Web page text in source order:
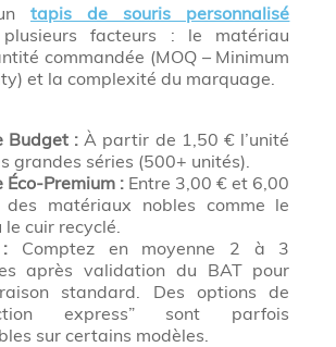
tapis de souris personnalisé
facteurs : le matériau
commandée (MOQ – Minimum
et la complexité du marquage.
Budget : À partir de 1,50 € l’unité
grandes séries (500+ unités).
Éco-Premium :Entre 3,00 € et 6,00
matériaux nobles comme le
le cuir recyclé.
Comptez en moyenne 2 à 3
après validation du BAT pour
standard. Des options de
express” sont parfois
sur certains modèles.